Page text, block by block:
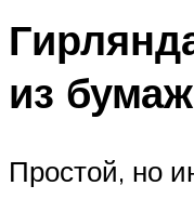
из
Простой, но